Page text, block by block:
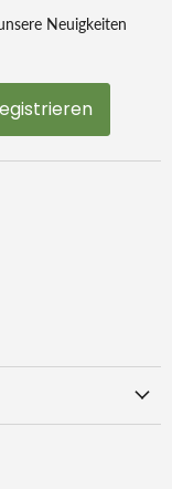
Neuigkeiten